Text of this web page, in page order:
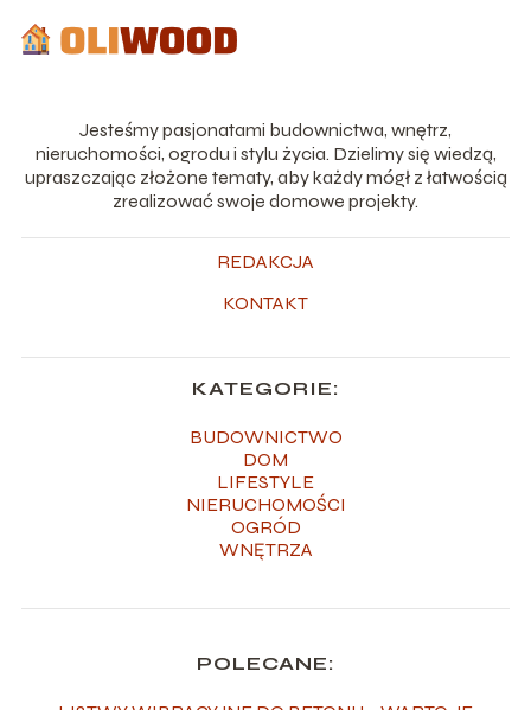
Jesteśmy pasjonatami budownictwa, wnętrz,
nieruchomości, ogrodu i stylu życia. Dzielimy się wiedzą,
upraszczając złożone tematy, aby każdy mógł z łatwością
zrealizować swoje domowe projekty.
REDAKCJA
KONTAKT
KATEGORIE:
BUDOWNICTWO
DOM
LIFESTYLE
NIERUCHOMOŚCI
OGRÓD
WNĘTRZA
POLECANE: